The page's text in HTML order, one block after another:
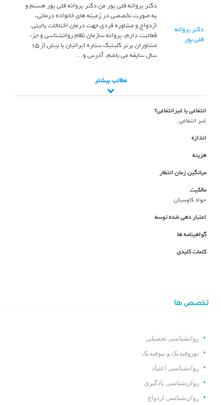
دکتر پروانه
قلی پور
دکتر پروانه قلی پور من دکتر پروانه قلی پور هستم و
به صورت تخصصی در زمینه های خانواده درمانی،
ازدواج و مشاوره فردی جهت درمان اختلالات بالینی
فعالیت دارم. پروانه سازمان نظام روانشناسی و جزء
مشاوران برتر کلینیک ستاره ایرانیان با بیش از 15
سال سابقه می باشم. آدرس و…
مطالب بیشتر
انتفاعی یا غیرانتفاعی؟
غیر انتفاعی
اندازه
هزینه
میانگین زمان انتظار
مالکیت
جواد کاوسیان
اعتبار دهی شده توسط
گواهینامه ها
کلمات کلیدی
تخصص ها
روانشناسی تحصیلی
نوروفیدبک و بیوفیدبک
روانشناسی اعتیاد
روان‌شناسی یادگیری
روان‌شناسی ازدواج